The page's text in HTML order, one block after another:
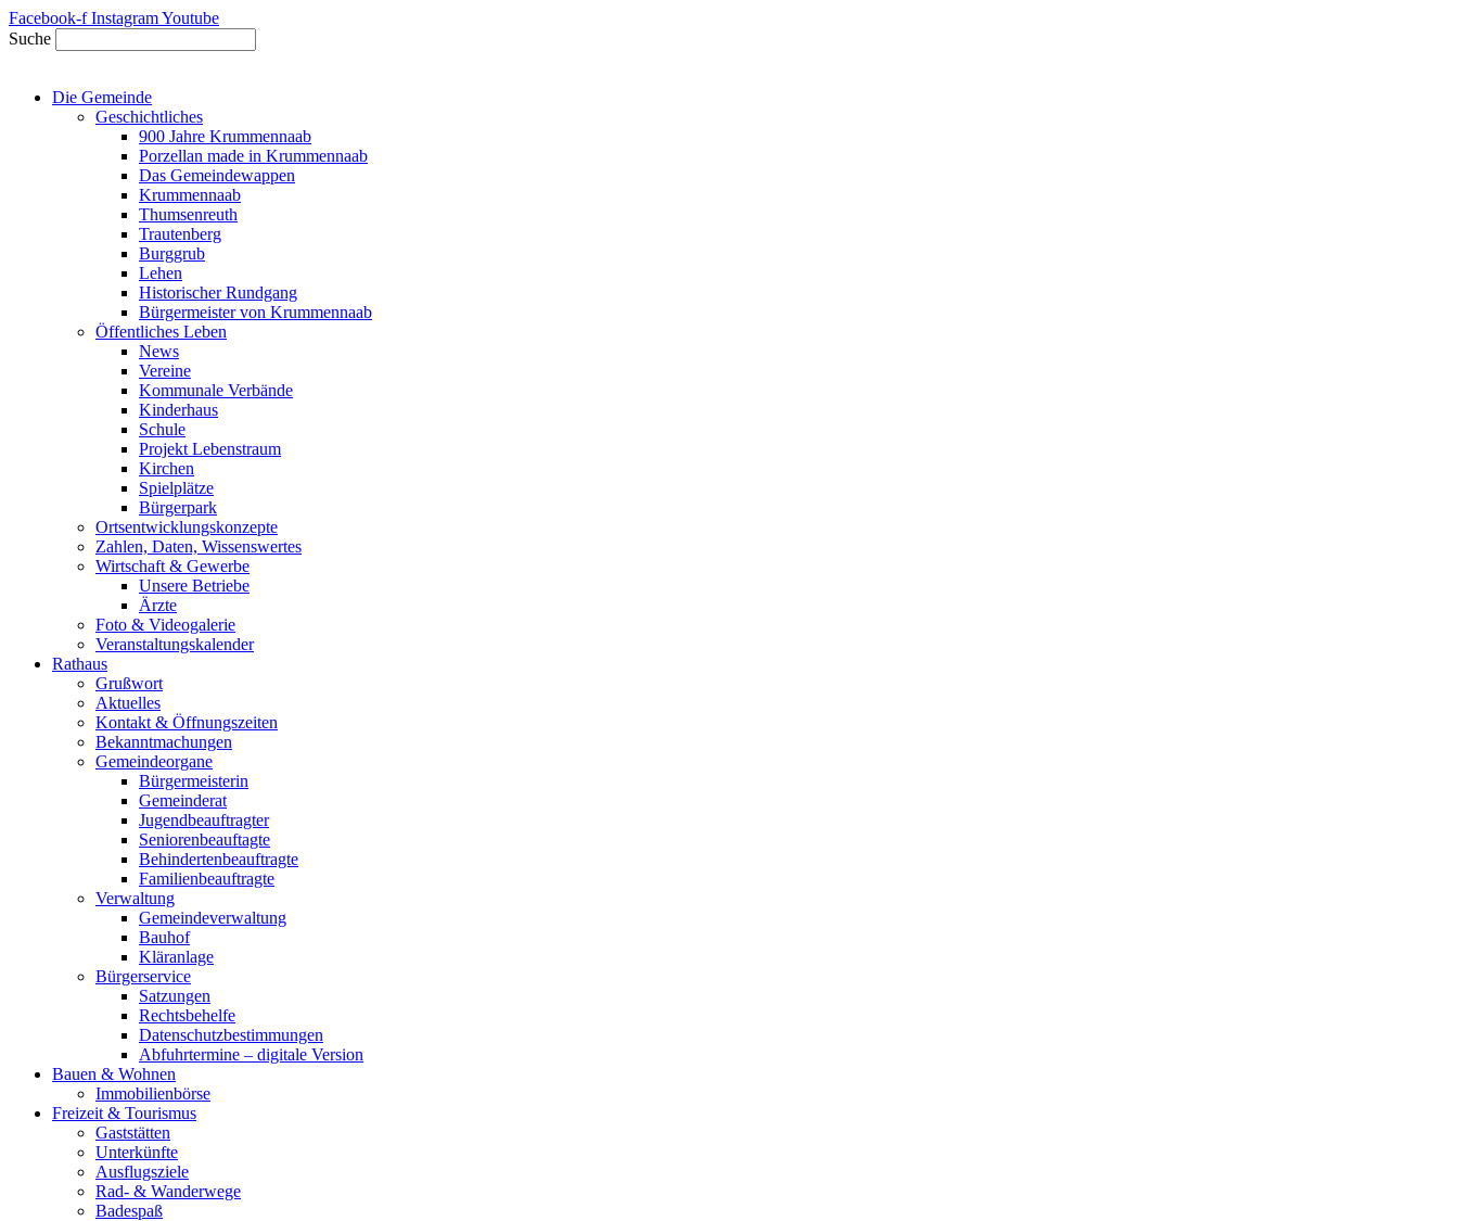
Zum
Inhalt
springen
Facebook-f InstagramYoutube
Suche
Die Gemeinde
Geschichtliches
900 Jahre Krummennaab
Porzellan made in Krummennaab
Das Gemeindewappen
Krummennaab
Thumsenreuth
Trautenberg
Burggrub
Lehen
Historischer Rundgang
Bürgermeister von Krummennaab
Öffentliches Leben
News
Vereine
Kommunale Verbände
Kinderhaus
Schule
Projekt Lebenstraum
Kirchen
Spielplätze
Bürgerpark
Ortsentwicklungskonzepte
Zahlen, Daten, Wissenswertes
Wirtschaft & Gewerbe
Unsere Betriebe
Ärzte
Foto & Videogalerie
Veranstaltungskalender
Rathaus
Grußwort
Aktuelles
Kontakt & Öffnungszeiten
Bekanntmachungen
Gemeindeorgane
Bürgermeisterin
Gemeinderat
Jugendbeauftragter
Seniorenbeauftagte
Behindertenbeauftragte
Familienbeauftragte
Verwaltung
Gemeindeverwaltung
Bauhof
Kläranlage
Bürgerservice
Satzungen
Rechtsbehelfe
Datenschutzbestimmungen
Abfuhrtermine – digitale Version
Bauen & Wohnen
Immobilienbörse
Freizeit & Tourismus
Gaststätten
Unterkünfte
Ausflugsziele
Rad- & Wanderwege
Badespaß